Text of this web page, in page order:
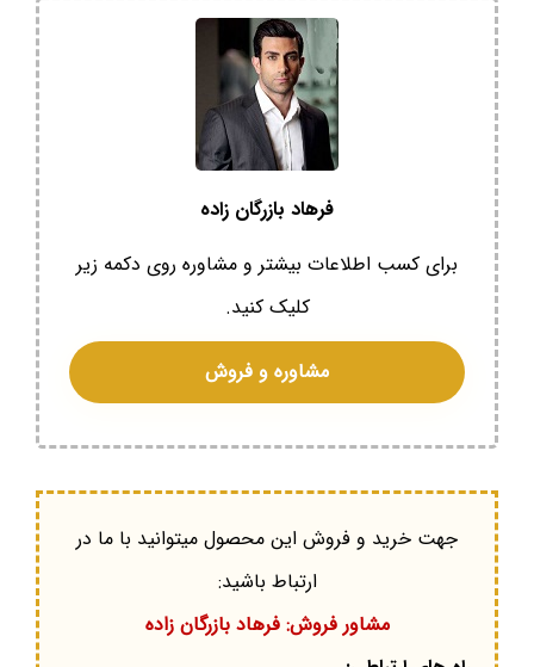
فرهاد بازرگان زاده
برای کسب اطلاعات بیشتر و مشاوره روی دکمه زیر
کلیک کنید.
مشاوره و فروش
جهت خرید و فروش این محصول میتوانید با ما در
ارتباط باشید:
مشاور فروش: فرهاد بازرگان زاده